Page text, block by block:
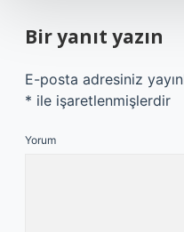
Bir yanıt yazın
E-posta adresiniz
* ile işaretlenmişlerdir
Yorum